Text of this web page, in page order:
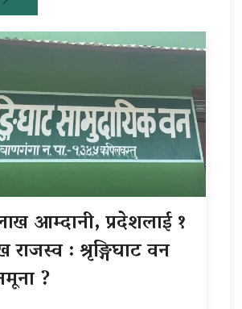
आम्दानी, प्रदेशलाई १
: श्रृङ्गिघाट वन
?